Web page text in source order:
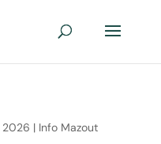
2026 | Info Mazout